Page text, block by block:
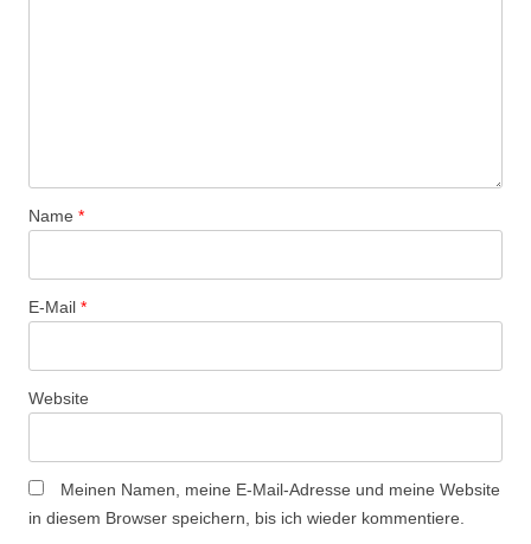
Name *
E-Mail *
Website
Meinen Namen, meine E-Mail-Adresse und meine Website
in diesem Browser speichern, bis ich wieder kommentiere.